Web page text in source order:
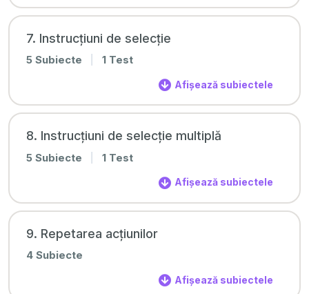
7. Instrucțiuni de selecție
5 Subiecte 1 Test
Afișează subiectele
8. Instrucțiuni de selecție multiplă
5 Subiecte 1 Test
Afișează subiectele
9. Repetarea acțiunilor
4 Subiecte
Afișează subiectele